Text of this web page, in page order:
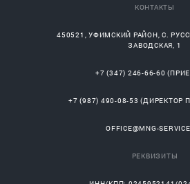
КОНТАКТЫ
450521 ,УФИМСКИЙ РАЙОН, С.
ЗАВОДСКАЯ, 1
+7 (347) 246-66-60
+7 (987) 490-08-53 (ДИРЕКТОР
OFFICE@MNG-
РЕКВИЗИТЫ